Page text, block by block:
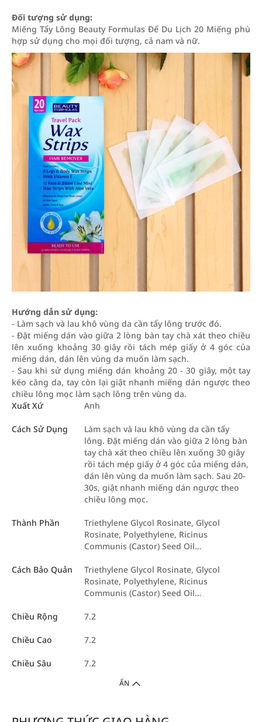
Đối tượng sử dụng:
Miếng Tẩy Lông Beauty Formulas Để Du Lịch 20 Miếng phù
hợp sử dụng cho mọi đối tượng, cả nam và nữ.
Hướng dẫn sử dụng:
- Làm sạch và lau khô vùng da cần tẩy lông trước đó.
- Đặt miếng dán vào giữa 2 lòng bàn tay chà xát theo chiều
lên xuống khoảng 30 giây rồi tách mép giấy ở 4 góc của
miếng dán, dán lên vùng da muốn làm sạch.
- Sau khi sử dụng miếng dán khoảng 20 - 30 giây, một tay
kéo căng da, tay còn lại giật nhanh miếng dán ngược theo
chiều lông mọc làm sạch lông trên vùng da.
Xuất Xứ
Anh
Cách Sử Dụng
Làm sạch và lau khô vùng da cần tẩy
lông. Đặt miếng dán vào giữa 2 lòng bàn
tay chà xát theo chiều lên xuống 30 giây
rồi tách mép giấy ở 4 góc của miếng dán,
dán lên vùng da muốn làm sạch. Sau 20-
30s, giật nhanh miếng dán ngược theo
chiều lông mọc.
Thành Phần
Triethylene Glycol Rosinate, Glycol
Rosinate, Polyethylene, Ricinus
Communis (Castor) Seed Oil…
Cách Bảo Quản
Triethylene Glycol Rosinate, Glycol
Rosinate, Polyethylene, Ricinus
Communis (Castor) Seed Oil…
Chiều Rộng 7.2
Chiều Cao 7.2
Chiều Sâu 7.2
ẨN